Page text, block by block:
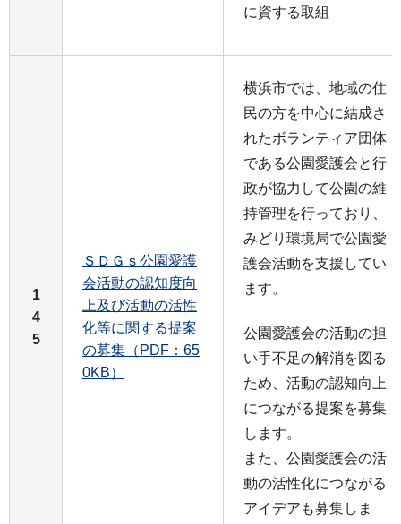
に資する取組
1
4
5
ＳＤＧｓ公園愛護
会活動の認知度向
上及び活動の活性
化等に関する提案
の募集（PDF：65
0KB）
横浜市では、地域の住
民の方を中心に結成さ
れたボランティア団体
である公園愛護会と行
政が協力して公園の維
持管理を行っており、
みどり環境局で公園愛
護会活動を支援してい
ます。
公園愛護会の活動の担
い手不足の解消を図る
ため、活動の認知向上
につながる提案を募集
します。
また、公園愛護会の活
動の活性化につながる
アイデアも募集しま